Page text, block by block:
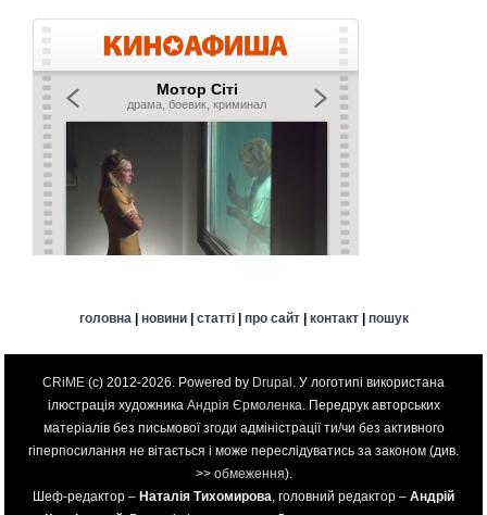
головна | новини| статті| про сайт| контакт| пошук
CRiME (c) 2012-2026. Powered by Drupal . У логотипі використана
ілюстрація художника Андрія Єрмоленка . Передрук авторських
матеріалів без письмової згоди адміністрації ти/чи без активного
гіперпосилання не вітається і може переслідуватись за законом (див.
>> обмеження).
Шеф-редактор – Наталія Тихомирова , головний редактор – Андрій